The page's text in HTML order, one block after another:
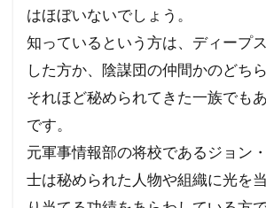
はほぼいないでしょう。
知っているという方は、ディープ
した方か、陰謀団の仲間かのどち
それほど秘められてきた一族でも
です。
元軍事情報部の将校であるジョン
士は秘められた人物や組織に光を
貴族
護憲 議会基本条例
誘拐
訪日 言論弾圧
裁判
農業 被害者の会
芦田修正
自由
超監視社会
迷惑 脱炭素
ｍRNA
５G 黒い貴族